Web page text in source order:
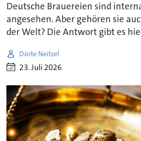
Deutsche Brauereien sind
angesehen. Aber gehören sie
der Welt? Die Antwort gibt es
Dörte Neitzel
23. Juli 2026